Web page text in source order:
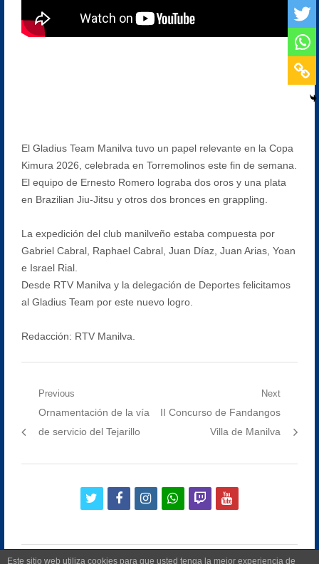
El Gladius Team Manilva tuvo un papel relevante en la Copa
Kimura 2026, celebrada en Torremolinos este fin de semana.
El equipo de Ernesto Romero lograba dos oros y una plata
en Brazilian Jiu-Jitsu y otros dos bronces en grappling.
La expedición del club manilveño estaba compuesta por
Gabriel Cabral, Raphael Cabral, Juan Díaz, Juan Arias, Yoan
e Israel Rial.
Desde RTV Manilva y la delegación de Deportes felicitamos
al Gladius Team por este nuevo logro.
Redacción: RTV Manilva.
Navegación
Previous
Previous
post:
Ornamentación de la vía
de servicio del Tejarillo
Next
Next
II Concurso de Fandangos
Villa de Manilva
twitterfacebookinstagramwhatsapp
twitchyoutube
Este sitio web utiliza cookies para que usted tenga la mejor experiencia de